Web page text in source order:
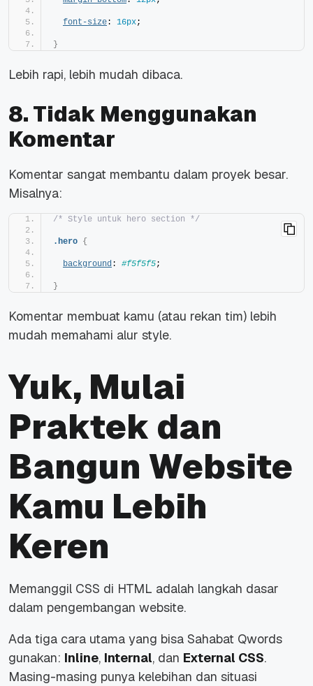
font-size: 16px;
}
Lebih rapi, lebih mudah dibaca.
8. Tidak Menggunakan
Komentar
Komentar sangat membantu dalam proyek besar.
Misalnya:
/* Style untuk hero section */
.hero {
background : #f5f5f5;
}
Komentar membuat kamu (atau rekan tim) lebih
mudah memahami alur style.
Yuk, Mulai
Praktek dan
Bangun Website
Kamu Lebih
Keren
Memanggil CSS di HTML adalah langkah dasar
dalam pengembangan website.
Ada tiga cara utama yang bisa Sahabat Qwords
gunakan: Inline, Internal, dan External CSS.
Masing-masing punya kelebihan dan situasi